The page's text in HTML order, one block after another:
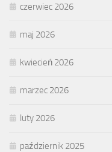
czerwiec 2026
maj 2026
kwiecień 2026
marzec 2026
luty 2026
październik 2025